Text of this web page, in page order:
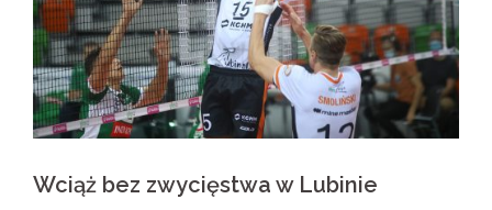
Wciąż bez zwycięstwa w Lubinie